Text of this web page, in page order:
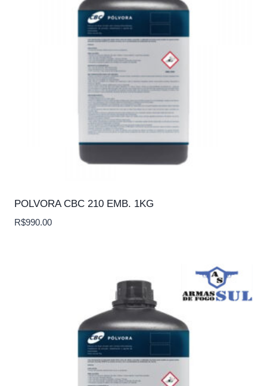
POLVORA CBC 210 EMB. 1KG
R$990.00